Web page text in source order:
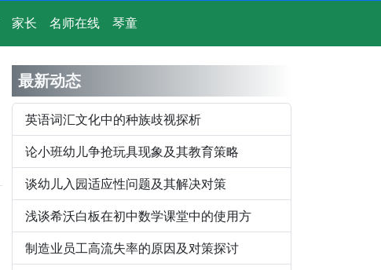
家长 名师在线 琴童
最新动态
英语词汇文化中的种族歧视探析
论小班幼儿争抢玩具现象及其教育策略
谈幼儿入园适应性问题及其解决对策
浅谈希沃白板在初中数学课堂中的使用方
制造业员工高流失率的原因及对策探讨